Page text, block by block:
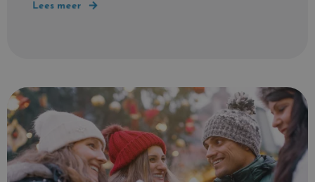
Lees meer